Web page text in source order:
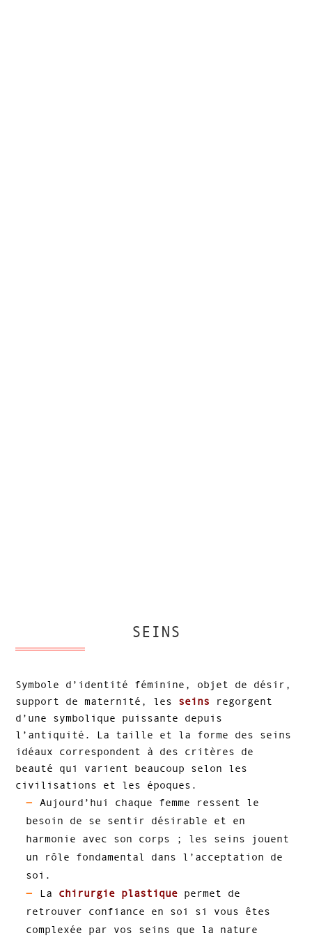
SEINS
Symbole d’identité féminine, objet de désir,
support de maternité, les seins regorgent
d’une symbolique puissante depuis
l’antiquité. La taille et la forme des seins
idéaux correspondent à des critères de
beauté qui varient beaucoup selon les
civilisations et les époques.
Aujourd’hui chaque femme ressent le
besoin de se sentir désirable et en
harmonie avec son corps ; les seins jouent
un rôle fondamental dans l’acceptation de
soi.
La chirurgie plastique permet de
retrouver confiance en soi si vous êtes
complexée par vos seins que la nature